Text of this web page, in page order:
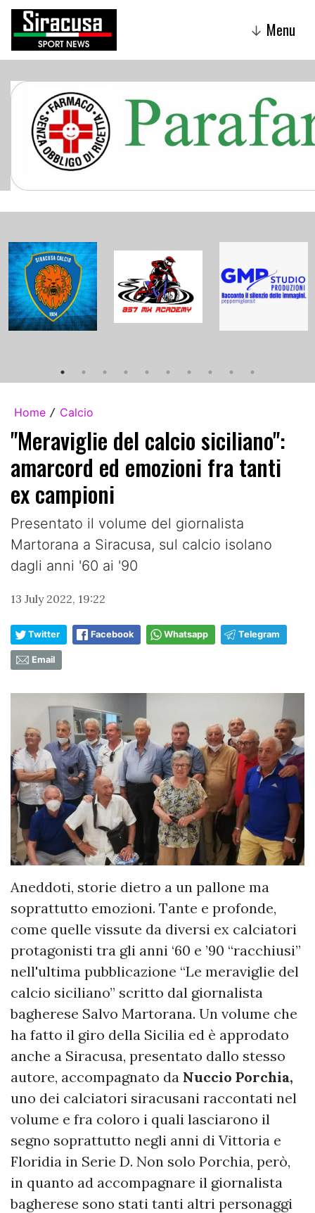
↓ Menu
Home / Calcio
"Meraviglie del calcio siciliano":
amarcord ed emozioni fra tanti
ex campioni
Presentato il volume del giornalista
Martorana a Siracusa, sul calcio isolano
dagli anni '60 ai '90
13 July 2022, 19:22
Twitter Facebook Whatsapp Telegram
Email
Aneddoti, storie dietro a un pallone ma
soprattutto emozioni. Tante e profonde,
come quelle vissute da diversi ex calciatori
protagonisti tra gli anni ‘60 e ’90 “racchiusi”
nell'ultima pubblicazione “Le meraviglie del
calcio siciliano” scritto dal giornalista
bagherese Salvo Martorana. Un volume che
ha fatto il giro della Sicilia ed è approdato
anche a Siracusa, presentato dallo stesso
autore, accompagnato da Nuccio Porchia,
uno dei calciatori siracusani raccontati nel
volume e fra coloro i quali lasciarono il
segno soprattutto negli anni di Vittoria e
Floridia in Serie D. Non solo Porchia, però,
in quanto ad accompagnare il giornalista
bagherese sono stati tanti altri personaggi